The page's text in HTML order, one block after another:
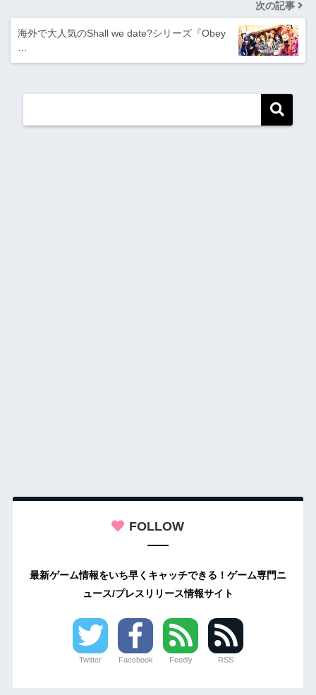
次の記事
海外で大人気のShall we date?シリーズ『Obey
FOLLOW
最新ゲーム情報をいち早くキャッチできる！ゲーム専門ニ
ュース/プレスリリース情報サイト
Twitter Facebook Feedly RSS